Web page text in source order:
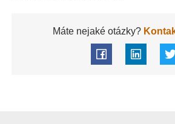
Máte nejaké otázky?